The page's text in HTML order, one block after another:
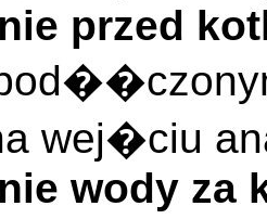
przed
wej�ciu
wody za